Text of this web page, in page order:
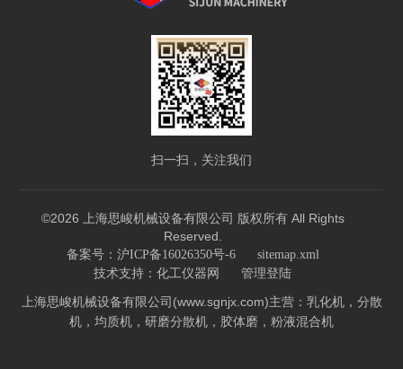
扫一扫，关注我们
©2026 上海思峻机械设备有限公司 版权所有 All Rights
Reserved.
备案号：沪ICP备16026350号-6 sitemap.xml
技术支持： 化工仪器网 管理登陆
上海思峻机械设备有限公司(www.sgnjx.com)主营：乳化机，分散
机，均质机，研磨分散机，胶体磨，粉液混合机